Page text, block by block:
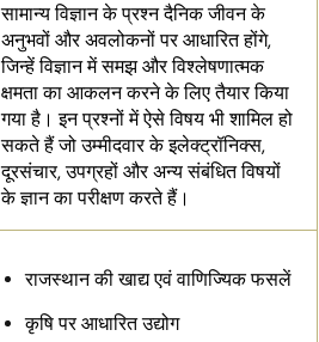
सामान्य विज्ञान के प्रश्न दैनिक जीवन के
अनुभवों और अवलोकनों पर आधारित होंगे,
जिन्हें विज्ञान में समझ और विश्लेषणात्मक
क्षमता का आकलन करने के लिए तैयार किया
गया है। इन प्रश्नों में ऐसे विषय भी शामिल हो
सकते हैं जो उम्मीदवार के इलेक्ट्रॉनिक्स,
दूरसंचार, उपग्रहों और अन्य संबंधित विषयों
के ज्ञान का परीक्षण करते हैं।
राजस्थान की खाद्य एवं वाणिज्यिक फसलें
कृषि पर आधारित उद्योग